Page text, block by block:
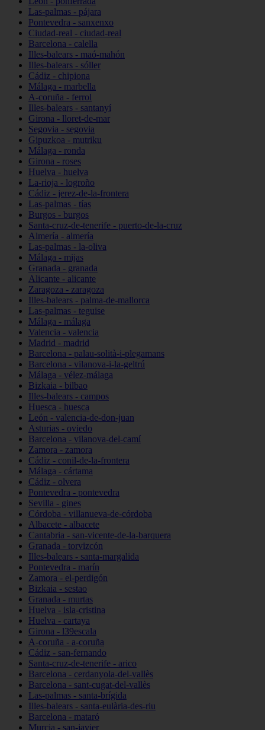
Las-palmas - pájara
Pontevedra - sanxenxo
Ciudad-real - ciudad-real
Barcelona - calella
Illes-balears - maó-mahón
Illes-balears - sóller
Cádiz - chipiona
Málaga - marbella
A-coruña - ferrol
Illes-balears - santanyí
Girona - lloret-de-mar
Segovia - segovia
Gipuzkoa - mutriku
Málaga - ronda
Girona - roses
Huelva - huelva
La-rioja - logroño
Cádiz - jerez-de-la-frontera
Las-palmas - tías
Burgos - burgos
Santa-cruz-de-tenerife - puerto-de-la-cruz
Almería - almería
Las-palmas - la-oliva
Málaga - mijas
Granada - granada
Alicante - alicante
Zaragoza - zaragoza
Illes-balears - palma-de-mallorca
Las-palmas - teguise
Málaga - málaga
Valencia - valencia
Madrid - madrid
Barcelona - palau-solità-i-plegamans
Barcelona - vilanova-i-la-geltrú
Málaga - vélez-málaga
Bizkaia - bilbao
Illes-balears - campos
Huesca - huesca
León - valencia-de-don-juan
Asturias - oviedo
Barcelona - vilanova-del-camí
Zamora - zamora
Cádiz - conil-de-la-frontera
Málaga - cártama
Cádiz - olvera
Pontevedra - pontevedra
Sevilla - gines
Córdoba - villanueva-de-córdoba
Albacete - albacete
Cantabria - san-vicente-de-la-barquera
Granada - torvizcón
Illes-balears - santa-margalida
Pontevedra - marín
Zamora - el-perdigón
Bizkaia - sestao
Granada - murtas
Huelva - isla-cristina
Huelva - cartaya
Girona - l39escala
A-coruña - a-coruña
Cádiz - san-fernando
Santa-cruz-de-tenerife - arico
Barcelona - cerdanyola-del-vallès
Barcelona - sant-cugat-del-vallès
Las-palmas - santa-brígida
Illes-balears - santa-eulària-des-riu
Barcelona - mataró
Murcia - san-javier